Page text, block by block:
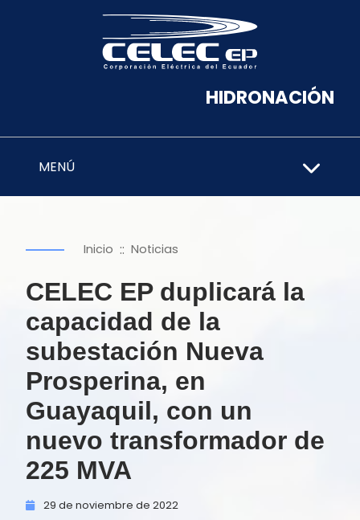
HIDRONACIÓN
MENÚ
Inicio :: Noticias
CELEC EP duplicará la
capacidad de la
subestación Nueva
Prosperina, en
Guayaquil, con un
nuevo transformador de
225 MVA
29 de noviembre de 2022